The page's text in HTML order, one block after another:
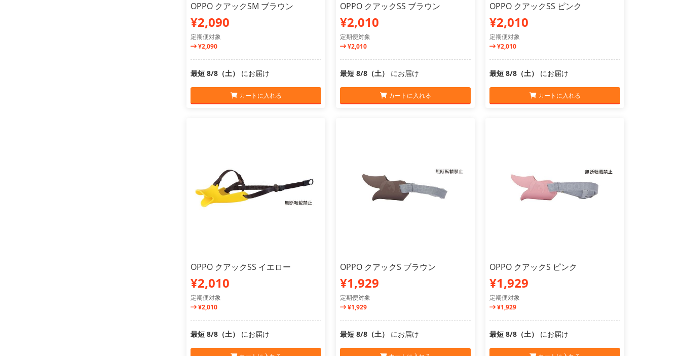
OPPO クアックSM ブラウン
¥2,090
定期便対象
¥2,090
最短 8/8（土） にお届け
カートに入れる
OPPO クアックSS ブラウン
¥2,010
定期便対象
¥2,010
最短 8/8（土） にお届け
カートに入れる
OPPO クアックSS ピンク
¥2,010
定期便対象
¥2,010
最短 8/8（土） にお届け
カートに入れる
OPPO クアックSS イエロー
¥2,010
定期便対象
¥2,010
最短 8/8（土） にお届け
OPPO クアックS ブラウン
¥1,929
定期便対象
¥1,929
最短 8/8（土） にお届け
OPPO クアックS ピンク
¥1,929
定期便対象
¥1,929
最短 8/8（土） にお届け